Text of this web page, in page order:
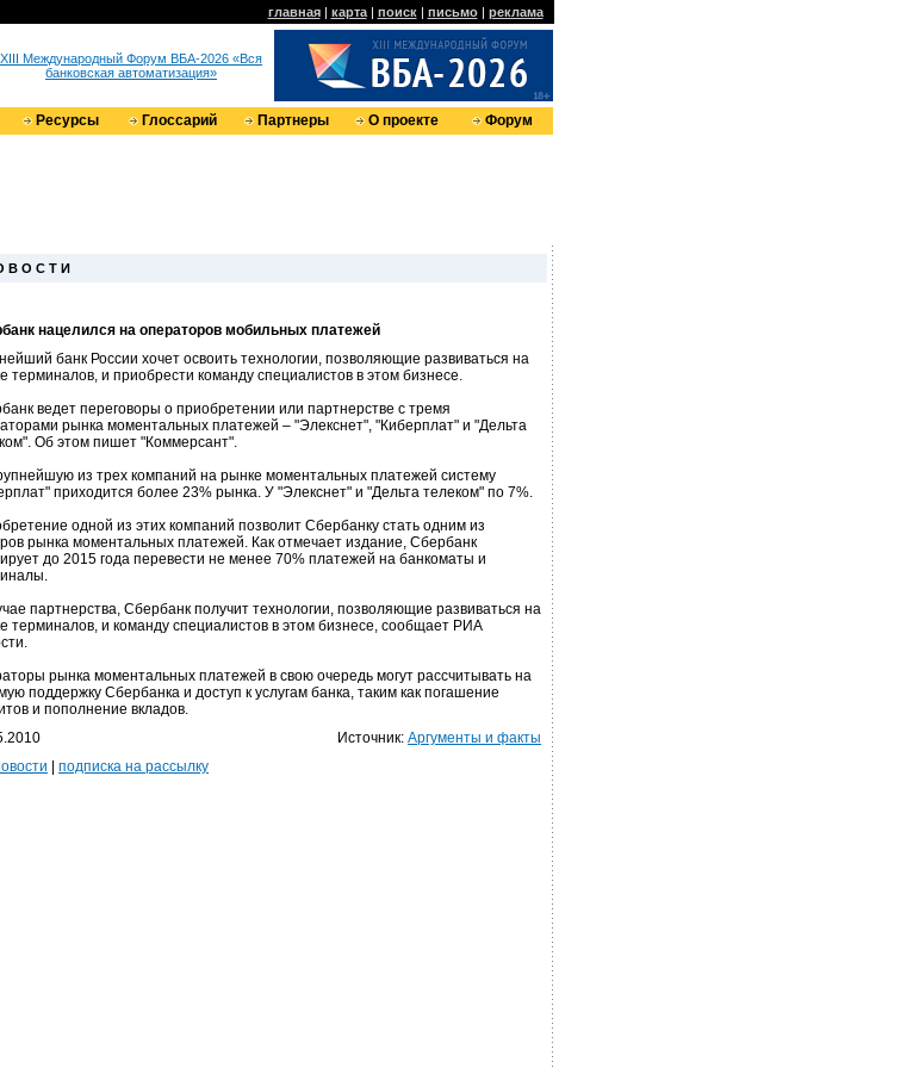
главная| карта| поиск| письмо| реклама
XIII Международный Форум ВБА-2026 «Вся
банковская автоматизация»
Ресурсы Глоссарий Партнеры О проекте Форум
В О С Т И
нацелился на операторов мобильных платежей
банк России хочет освоить технологии, позволяющие развиваться на
терминалов, и приобрести команду специалистов в этом бизнесе.
ведет переговоры о приобретении или партнерстве с тремя
рынка моментальных платежей – "Элекснет", "Киберплат" и "Дельта
Об этом пишет "Коммерсант".
из трех компаний на рынке моментальных платежей систему
приходится более 23% рынка. У "Элекснет" и "Дельта телеком" по 7%.
одной из этих компаний позволит Сбербанку стать одним из
рынка моментальных платежей. Как отмечает издание, Сбербанк
до 2015 года перевести не менее 70% платежей на банкоматы и
партнерства, Сбербанк получит технологии, позволяющие развиваться на
терминалов, и команду специалистов в этом бизнесе, сообщает РИА
рынка моментальных платежей в свою очередь могут рассчитывать на
поддержку Сбербанка и доступ к услугам банка, таким как погашение
и пополнение вкладов.
Источник: Аргументы и факты
подписка на рассылку